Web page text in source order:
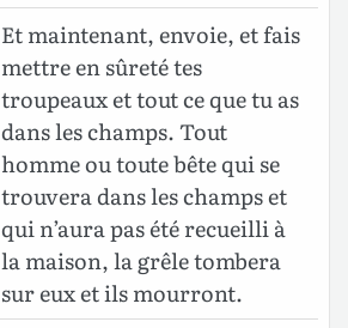
Et maintenant, envoie, et fais
mettre en sûreté tes
troupeaux et tout ce que tu as
dans les champs. Tout
homme ou toute bête qui se
trouvera dans les champs et
qui n’aura pas été recueilli à
la maison, la grêle tombera
sur eux et ils mourront.